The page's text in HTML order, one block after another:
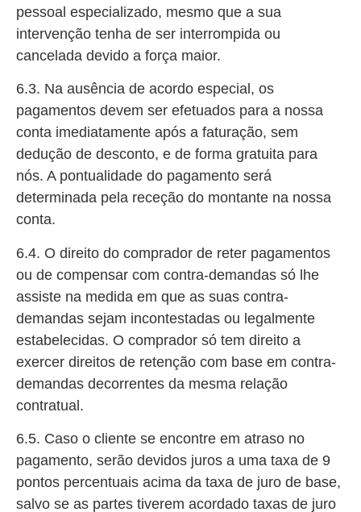
pessoal especializado, mesmo que a sua
intervenção tenha de ser interrompida ou
cancelada devido a força maior.
6.3. Na ausência de acordo especial, os
pagamentos devem ser efetuados para a nossa
conta imediatamente após a faturação, sem
dedução de desconto, e de forma gratuita para
nós. A pontualidade do pagamento será
determinada pela receção do montante na nossa
conta.
6.4. O direito do comprador de reter pagamentos
ou de compensar com contra-demandas só lhe
assiste na medida em que as suas contra-
demandas sejam incontestadas ou legalmente
estabelecidas. O comprador só tem direito a
exercer direitos de retenção com base em contra-
demandas decorrentes da mesma relação
contratual.
6.5. Caso o cliente se encontre em atraso no
pagamento, serão devidos juros a uma taxa de 9
pontos percentuais acima da taxa de juro de base,
salvo se as partes tiverem acordado taxas de juro